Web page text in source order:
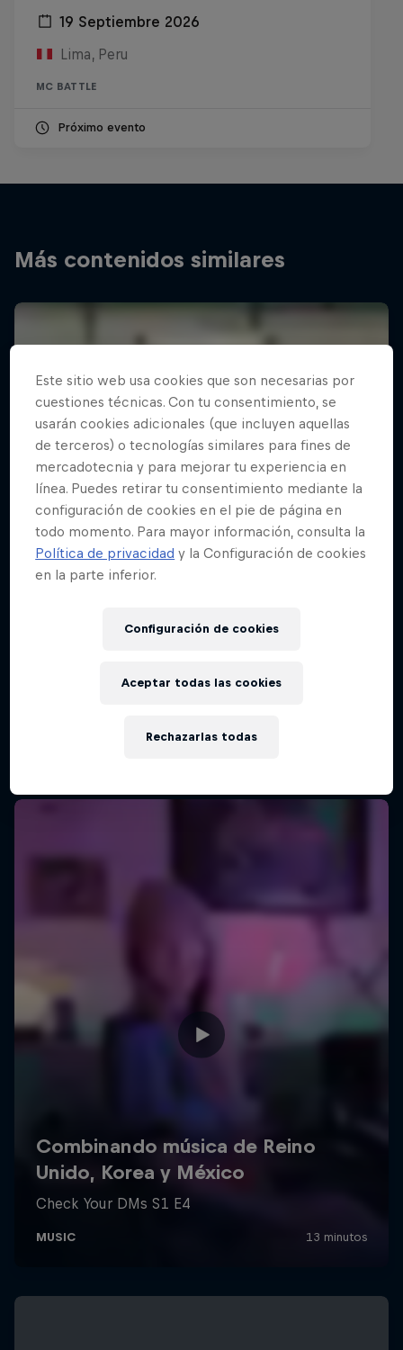
19 Septiembre 2026
Lima, Peru
MC BATTLE
Próximo evento
Más contenidos similares
Este sitio web usa cookies que son necesarias por
cuestiones técnicas. Con tu consentimiento, se
usarán cookies adicionales (que incluyen aquellas
de terceros) o tecnologías similares para fines de
mercadotecnia y para mejorar tu experiencia en
línea. Puedes retirar tu consentimiento mediante la
configuración de cookies en el pie de página en
todo momento. Para mayor información, consulta la
Política de privacidad y la Configuración de cookies
en la parte inferior.
Configuración de cookies
Rechazarlas todas
Aceptar todas las cookies